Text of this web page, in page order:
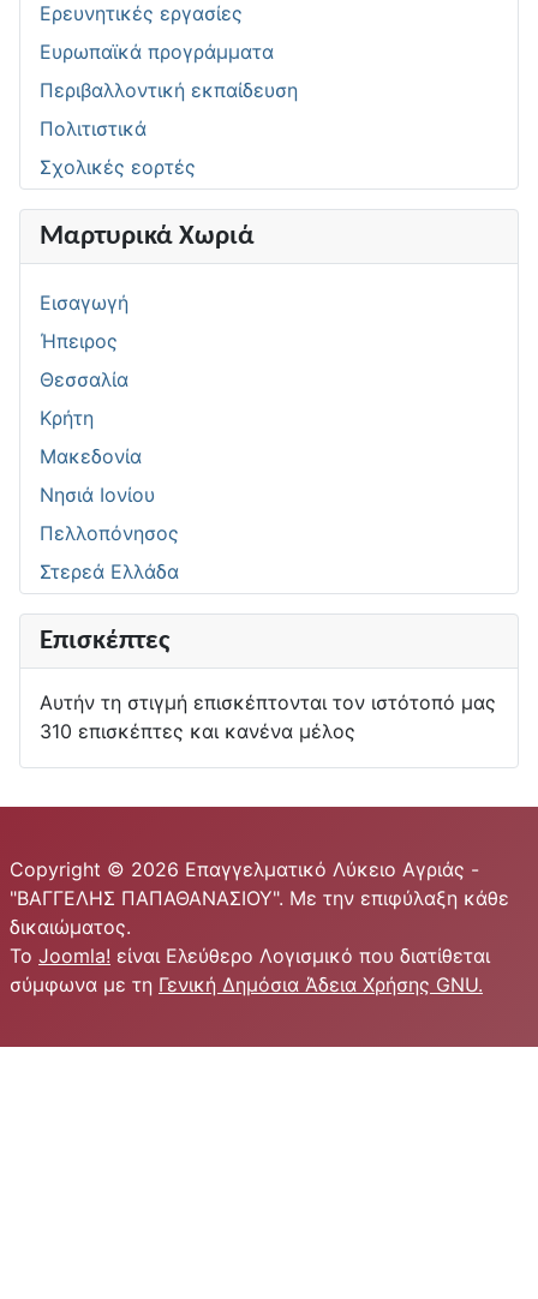
Ερευνητικές εργασίες
Ευρωπαϊκά προγράμματα
Περιβαλλοντική εκπαίδευση
Πολιτιστικά
Σχολικές εορτές
Μαρτυρικά Χωριά
Εισαγωγή
Ήπειρος
Θεσσαλία
Κρήτη
Μακεδονία
Νησιά Ιονίου
Πελλοπόνησος
Στερεά Ελλάδα
Επισκέπτες
Αυτήν τη στιγμή επισκέπτονται τον ιστότοπό μας
310 επισκέπτες και κανένα μέλος
Copyright © 2026 Επαγγελματικό Λύκειο Αγριάς -
"ΒΑΓΓΕΛΗΣ ΠΑΠΑΘΑΝΑΣΙΟΥ". Με την επιφύλαξη κάθε
δικαιώματος.
Το Joomla! είναι Ελεύθερο Λογισμικό που διατίθεται
σύμφωνα με τη Γενική Δημόσια Άδεια Χρήσης GNU.